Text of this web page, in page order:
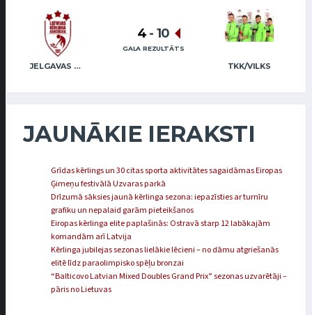
JELGAVAS KĒRLINGA KLUBS / BĒRZIŅŠ TKK/VILKS
4 - 10
GALA REZULTĀTS
JAUNĀKIE IERAKSTI
Grīdas kērlings un 30 citas sporta aktivitātes sagaidāmas Eiropas
Ģimeņu festivālā Uzvaras parkā
Drīzumā sāksies jaunā kērlinga sezona: iepazīsties ar turnīru
grafiku un nepalaid garām pieteikšanos
Eiropas kērlinga elite paplašinās: Ostravā starp 12 labākajām
komandām arī Latvija
Kērlinga jubilejas sezonas lielākie lēcieni – no dāmu atgriešanās
elitē līdz paraolimpisko spēļu bronzai
“Balticovo Latvian Mixed Doubles Grand Prix” sezonas uzvarētāji –
pāris no Lietuvas